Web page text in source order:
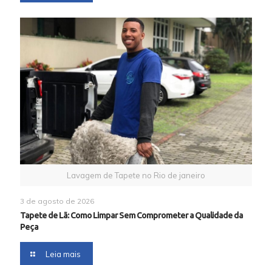
Lavagem de Tapete no Rio de janeiro
3 de agosto de 2026
Tapete de Lã: Como Limpar Sem Comprometer a Qualidade da
Peça
Leia mais